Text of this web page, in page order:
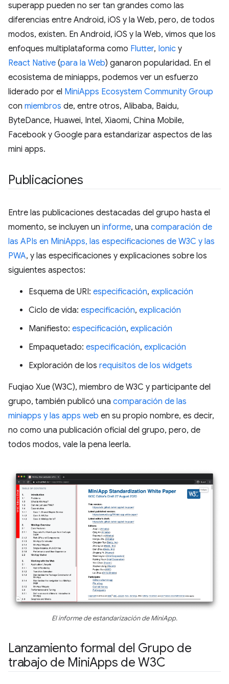
superapp pueden no ser tan grandes como las
diferencias entre Android, iOS y la Web, pero, de todos
modos, existen. En Android, iOS y la Web, vimos que los
enfoques multiplataforma como Flutter, Ionic y
React Native (para la Web) ganaron popularidad. En el
ecosistema de miniapps, podemos ver un esfuerzo
liderado por el MiniApps Ecosystem Community Group
con miembros de, entre otros, Alibaba, Baidu,
ByteDance, Huawei, Intel, Xiaomi, China Mobile,
Facebook y Google para estandarizar aspectos de las
mini apps.
Publicaciones
Entre las publicaciones destacadas del grupo hasta el
momento, se incluyen un informe, una comparación de
las APIs en MiniApps, las especificaciones de W3C y las
PWA, y las especificaciones y explicaciones sobre los
siguientes aspectos:
Esquema de URI: especificación, explicación
Ciclo de vida: especificación, explicación
Manifiesto: especificación, explicación
Empaquetado: especificación, explicación
Exploración de los requisitos de los widgets
Fuqiao Xue (W3C), miembro de W3C y participante del
grupo, también publicó una comparación de las
miniapps y las apps web en su propio nombre, es decir,
no como una publicación oficial del grupo, pero, de
todos modos, vale la pena leerla.
El informe de estandarización de MiniApp.
Lanzamiento formal del Grupo de
trabajo de MiniApps de W3C